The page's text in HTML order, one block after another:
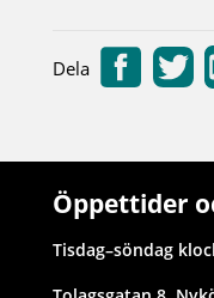
Dela
Öppettider
Tisdag–söndag